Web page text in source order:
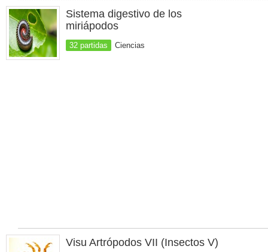
Sistema digestivo de los
miriápodos
32 partidas Ciencias
Visu Artrópodos VII (Insectos V)